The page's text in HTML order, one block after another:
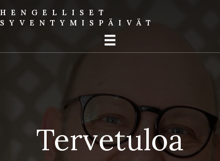
HENGELLISET
SYVENTYMIS­PÄIVÄT
Tervetuloa